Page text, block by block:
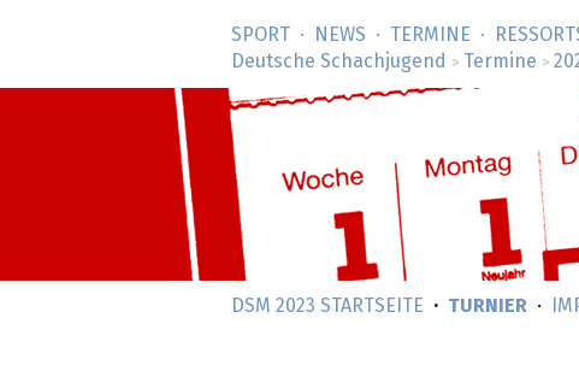
SPORT NEWS TERMINE
Deutsche Schachjugend
> Termine >
DSM 2023 STARTSEITE TURNIER